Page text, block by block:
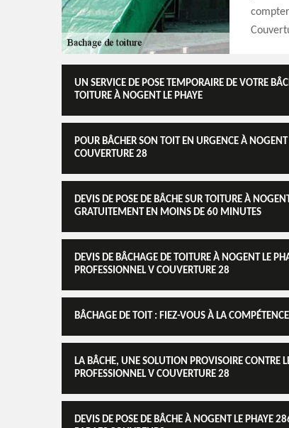
UN SERVICE DE POSE TEMPORAIRE DE VOTRE
TOITURE À NOGENT LE PHAYE
POUR BÂCHER SON TOIT EN URGENCE À NOGENT
COUVERTURE 28
DEVIS DE POSE DE BÂCHE SUR TOITURE À
GRATUITEMENT EN MOINS DE 60 MINUTES
DEVIS DE BÂCHAGE DE TOITURE À NOGENT LE
PROFESSIONNEL V COUVERTURE 28
BÂCHAGE DE TOIT : FIEZ-VOUS À LA
LA BÂCHE, UNE SOLUTION PROVISOIRE CONTRE
PROFESSIONNEL V COUVERTURE 28
DEVIS DE POSE DE BÂCHE À NOGENT LE PHAYE